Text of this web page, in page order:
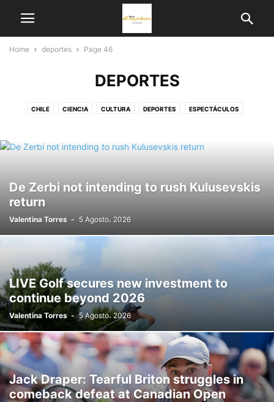
Home deportes Page 46
DEPORTES
CHILE CIENCIA CULTURA DEPORTES ESPECTÁCULOS
De Zerbi not intending to rush Kulusevskis
return
Valentina Torres - 5 Agosto، 2026
LIVE Golf secures new investment to
continue beyond 2026
Valentina Torres - 5 Agosto، 2026
Jack Draper: Tearful Briton struggles in
comeback defeat at Canadian Open